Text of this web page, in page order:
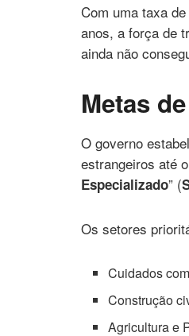
Com uma taxa
anos, a força de
ainda não
Metas
O governo
estrangeiros até
Especializado” (
Os setores
Cuidados
Construção
Agricultura e